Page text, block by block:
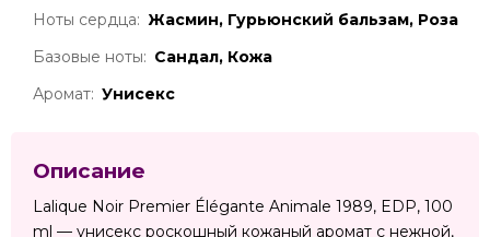
Ноты сердца: Жасмин, Гурьюнский бальзам, Роза
Базовые ноты: Сандал, Кожа
Аромат: Унисекс
Описание
Lalique Noir Premier Élégante Animale 1989, EDP, 100
ml — унисекс роскошный кожаный аромат с нежной,